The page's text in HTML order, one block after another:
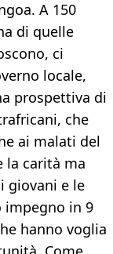
A 150
di quelle
ci
locale,
prospettiva di
che
ai malati del
la carità ma
giovani e le
impegno in 9
hanno voglia